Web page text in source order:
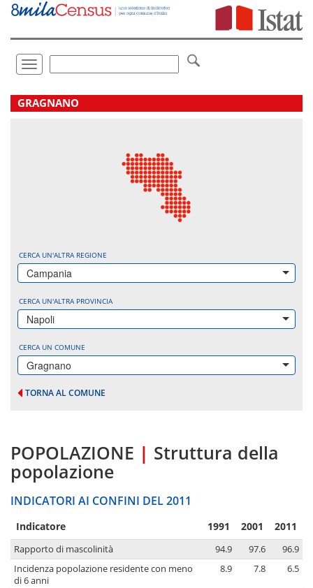
Vai
direttamente
Toggle
navigation
.
GRAGNANO
CERCA UN'ALTRA REGIONE
Campania
CERCA UN'ALTRA PROVINCIA
Napoli
CERCA UN COMUNE
Gragnano
TORNA AL COMUNE
POPOLAZIONE | Struttura della
popolazione
INDICATORI AI CONFINI DEL 2011
Indicatore 1991 2001 2011
Rapporto di mascolinità 94.9 97.6
96.9
Incidenza popolazione residente con meno
di 6 anni
8.9 7.8 6.5